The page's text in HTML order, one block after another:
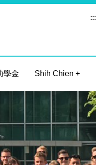
:::
學金 Shih Chien +